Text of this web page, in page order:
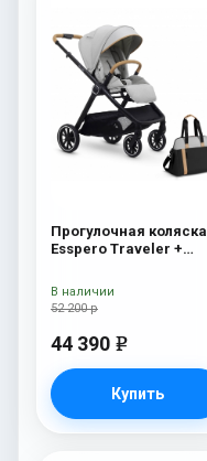
Прогулочная коляска
Esspero Traveler +
52 200 р
44 390 e
Купить
В наличии